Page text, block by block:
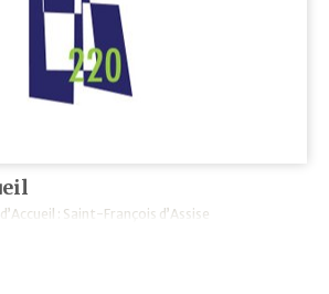
: Saint-François d’Assise